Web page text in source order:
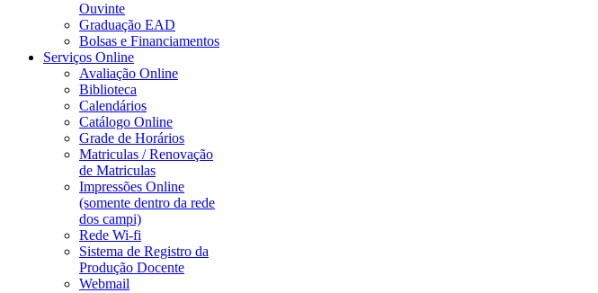
Ouvinte
Graduação EAD
Bolsas e Financiamentos
Serviços Online
Avaliação Online
Biblioteca
Calendários
Catálogo Online
Grade de Horários
Matriculas / Renovação
de Matriculas
Impressões Online
(somente dentro da rede
dos campi)
Rede Wi-fi
Sistema de Registro da
Produção Docente
Webmail